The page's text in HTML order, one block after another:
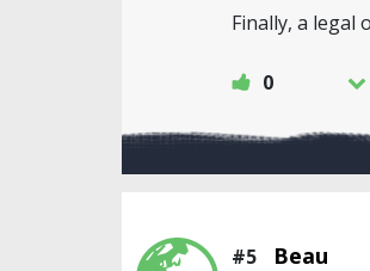
Finally, a
0
#5 Beau